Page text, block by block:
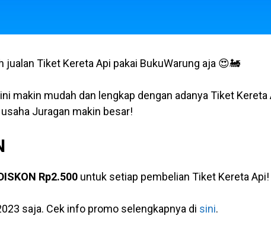
Tiket Kereta Api pakai BukuWarung aja 😍🚂
makin mudah dan lengkap dengan adanya Tiket
Juragan makin besar!
Rp2.500 untuk setiap pembelian Tiket Kereta Api!
saja. Cek info promo selengkapnya di sini.